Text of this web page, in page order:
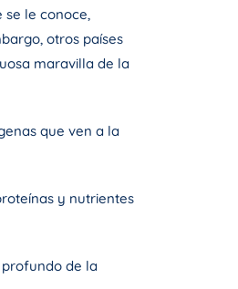
se le conoce,
otros países
maravilla de la
que ven a la
y nutrientes
de la